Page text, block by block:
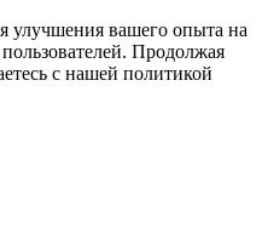
улучшения вашего опыта на
Продолжая
с нашей политикой